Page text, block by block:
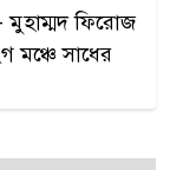
মুহাম্মদ ফিরোজ
মঞ্চে সাধের